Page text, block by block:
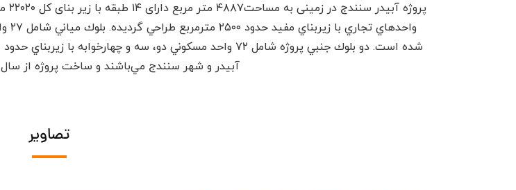
آبيدر و شهر سنندج مي‌باشند و ساخت پروژه از سال ۸۳ لغایت ۸۹ به طول انجامید.
تصاویر